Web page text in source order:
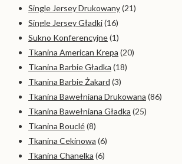
Single Jersey Drukowany(21)
Single Jersey Gładki(16)
Sukno Konferencyjne(1)
Tkanina American Krepa (20)
Tkanina Barbie Gładka (18)
Tkanina Barbie Żakard (3)
Tkanina Bawełniana Drukowana (86)
Tkanina Bawełniana Gładka (25)
Tkanina Bouclé(8)
Tkanina Cekinowa (6)
Tkanina Chanelka (6)